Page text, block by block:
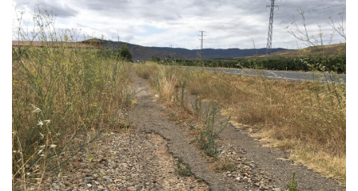
e
m
a
i
l